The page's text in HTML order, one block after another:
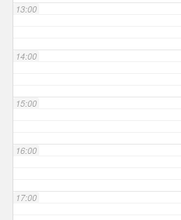
13:00
14:00
15:00
16:00
17:00